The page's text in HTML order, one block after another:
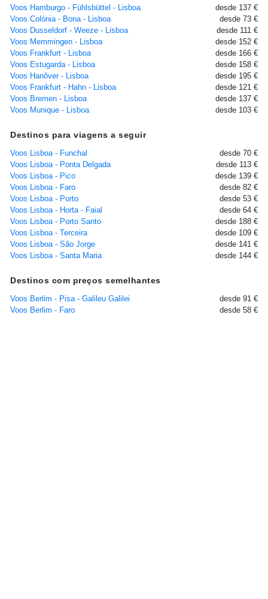
Voos Hamburgo - Fühlsbüttel - Lisboa
desde 137 €
Voos Colónia - Bona - Lisboa
desde 73 €
Voos Dusseldorf - Weeze - Lisboa
desde 111 €
Voos Memmingen - Lisboa
desde 152 €
Voos Frankfurt - Lisboa
desde 166 €
Voos Estugarda - Lisboa
desde 158 €
Voos Hanôver - Lisboa
desde 195 €
Voos Frankfurt - Hahn - Lisboa
desde 121 €
Voos Bremen - Lisboa
desde 137 €
Voos Munique - Lisboa
desde 103 €
Destinos para viagens a seguir
Voos Lisboa - Funchal
desde 70 €
Voos Lisboa - Ponta Delgada
desde 113 €
Voos Lisboa - Pico
desde 139 €
Voos Lisboa - Faro
desde 82 €
Voos Lisboa - Porto
desde 53 €
Voos Lisboa - Horta - Faial
desde 64 €
Voos Lisboa - Porto Santo
desde 188 €
Voos Lisboa - Terceira
desde 109 €
Voos Lisboa - São Jorge
desde 141 €
Voos Lisboa - Santa Maria
desde 144 €
Destinos com preços semelhantes
Voos Berlim - Pisa - Galileu Galilei
desde 91 €
Voos Berlim - Faro
desde 58 €